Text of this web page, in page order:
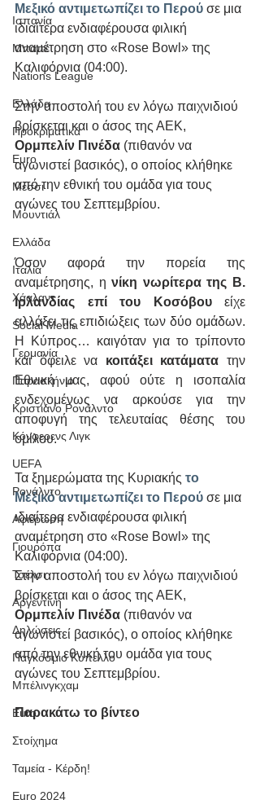
Ισπανία
Μπαπέ
Nations League
Ελλάδα
Προκριματικά
Euro
Μέσσι
Μουντιάλ
Ελλάδα
Ιταλία
Χάαλαντ
Social Media
Γερμανία
Παρασκήνιο
Κριστιάνο Ρονάλντο
Κόνφερενς Λιγκ
UEFA
Ρονάλντο
Αφιέρωση
Γιουρόπα
Τσέλσι
Αργεντινή
Δηλώσεις
Παγκόσμιο Κύπελλο
Μπέλινγκχαμ
Euro
Στοίχημα
Ταμεία - Κέρδη!
Euro 2024
Μεξικό αντιμετωπίζει το Περού σε μια
ιδιαίτερα ενδιαφέρουσα φιλική
αναμέτρηση στο «Rose Bowl» της
Καλιφόρνια (04:00).
Στην αποστολή του εν λόγω παιχνιδιού
βρίσκεται και ο άσος της ΑΕΚ,
Ορμπελίν Πινέδα (πιθανόν να
αγωνιστεί βασικός), ο οποίος κλήθηκε
από την εθνική του ομάδα για τους
αγώνες του Σεπτεμβρίου.
Όσον αφορά την πορεία της
αναμέτρησης, η νίκη νωρίτερα της Β.
Ιρλανδίας επί του Κοσόβου είχε
αλλάξει τις επιδιώξεις των δύο ομάδων.
Η Κύπρος… καιγόταν για το τρίποντο
και όφειλε να κοιτάξει κατάματα την
Εθνική μας, αφού ούτε η ισοπαλία
ενδεχομένως να αρκούσε για την
αποφυγή της τελευταίας θέσης του
ομίλου.
Τα ξημερώματα της Κυριακής το
Μεξικό αντιμετωπίζει το Περού σε μια
ιδιαίτερα ενδιαφέρουσα φιλική
αναμέτρηση στο «Rose Bowl» της
Καλιφόρνια (04:00).
Στην αποστολή του εν λόγω παιχνιδιού
βρίσκεται και ο άσος της ΑΕΚ,
Ορμπελίν Πινέδα (πιθανόν να
αγωνιστεί βασικός), ο οποίος κλήθηκε
από την εθνική του ομάδα για τους
αγώνες του Σεπτεμβρίου.
Παρακάτω το βίντεο